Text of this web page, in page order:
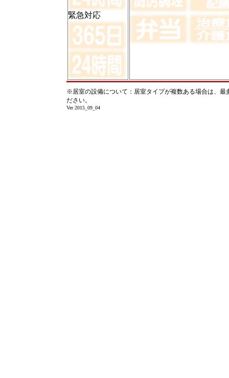
緊急対応
※居室の設備について：居室タイプが複数ある場合は、
ださい。
Ver 2015_09_04